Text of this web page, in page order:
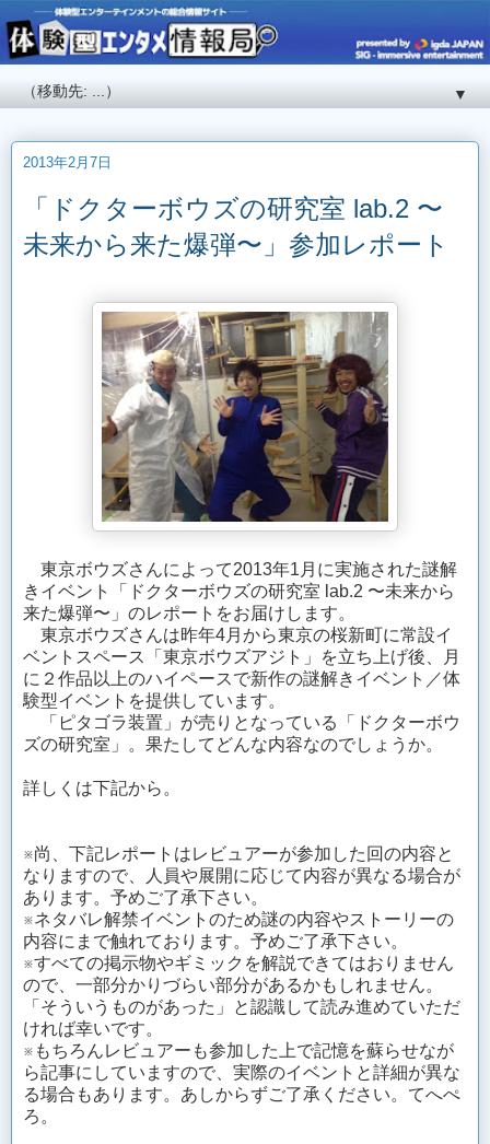
▼
2013年2月7日
「ドクターボウズの研究室 lab.2 〜
未来から来た爆弾〜」参加レポート
東京ボウズさんによって2013年1月に実施された謎解
きイベント「ドクターボウズの研究室 lab.2 〜未来から
来た爆弾〜」のレポートをお届けします。
東京ボウズさんは昨年4月から東京の桜新町に常設イ
ベントスペース「東京ボウズアジト」を立ち上げ後、月
に２作品以上のハイペースで新作の謎解きイベント／体
験型イベントを提供しています。
「ピタゴラ装置」が売りとなっている「ドクターボウ
ズの研究室」。果たしてどんな内容なのでしょうか。
詳しくは下記から。
※尚、下記レポートはレビュアーが参加した回の内容と
なりますので、人員や展開に応じて内容が異なる場合が
あります。予めご了承下さい。
※ネタバレ解禁イベントのため謎の内容やストーリーの
内容にまで触れております。予めご了承下さい。
※すべての掲示物やギミックを解説できてはおりません
ので、一部分かりづらい部分があるかもしれません。
「そういうものがあった」と認識して読み進めていただ
ければ幸いです。
※もちろんレビュアーも参加した上で記憶を蘇らせなが
ら記事にしていますので、実際のイベントと詳細が異な
る場合もあります。あしからずご了承ください。てへぺ
ろ。